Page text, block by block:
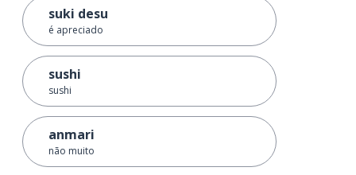
suki desu
é apreciado
sushi
sushi
anmari
não muito